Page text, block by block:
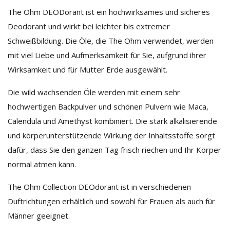
The Ohm DEODorant ist ein hochwirksames und sicheres
Deodorant und wirkt bei leichter bis extremer
Schweißbildung. Die Öle, die The Ohm verwendet, werden
mit viel Liebe und Aufmerksamkeit für Sie, aufgrund ihrer
Wirksamkeit und für Mutter Erde ausgewählt.
Die wild wachsenden Öle werden mit einem sehr
hochwertigen Backpulver und schönen Pulvern wie Maca,
Calendula und Amethyst kombiniert. Die stark alkalisierende
und körperunterstützende Wirkung der Inhaltsstoffe sorgt
dafür, dass Sie den ganzen Tag frisch riechen und Ihr Körper
normal atmen kann.
The Ohm Collection DEOdorant ist in verschiedenen
Duftrichtungen erhältlich und sowohl für Frauen als auch für
Männer geeignet.